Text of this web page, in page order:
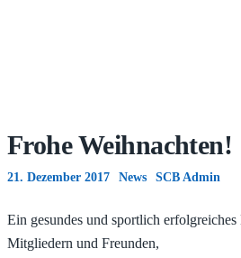
Frohe Weihnachten!
21. Dezember 2017 News SCB Admin
Ein gesundes und sportlich
Mitgliedern und Freunden,